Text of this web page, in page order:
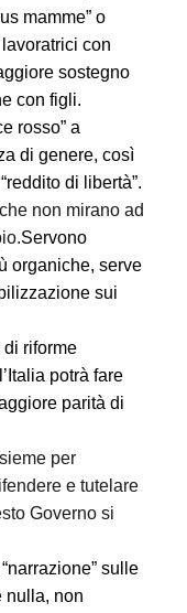
mamme” o
con
sostegno
con figli.
rosso” a
di genere, così
di libertà”.
non mirano ad
Servono
organiche, serve
sui
riforme
potrà fare
parità di
per
e tutelare
Governo si
sulle
nulla, non